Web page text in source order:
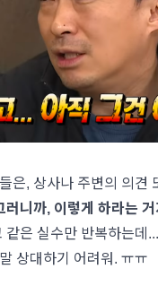
은, 상사나 주변의 의견
러니까, 이렇게 하라는
같은 실수만 반복하는데
상대하기 어려워. ㅠㅠ